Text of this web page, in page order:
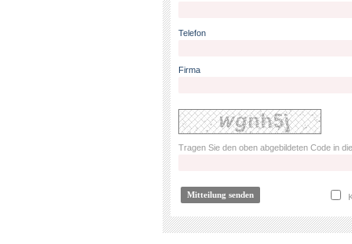
Telefon
Firma
Tragen Sie den oben abgebildeten Code in